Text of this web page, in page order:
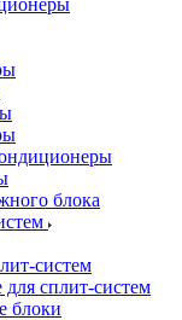
блока
систем
сплит-систем
блоки